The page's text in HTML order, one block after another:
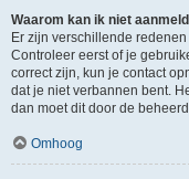
Waarom kan ik niet
Er zijn verschillende
Controleer eerst of je
correct zijn, kun je contact
dat je niet verbannen bent.
dan moet dit door de
Omhoog